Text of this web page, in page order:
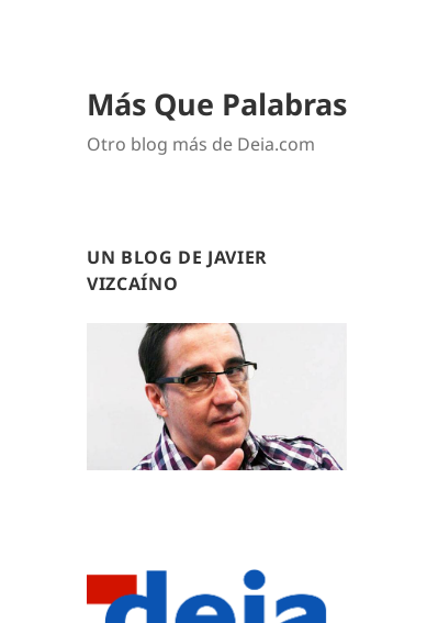
Más Que Palabras
Otro blog más de Deia.com
UN BLOG DE JAVIER
VIZCAÍNO